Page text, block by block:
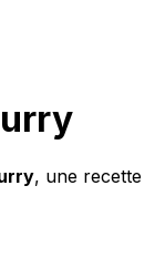
, une recette